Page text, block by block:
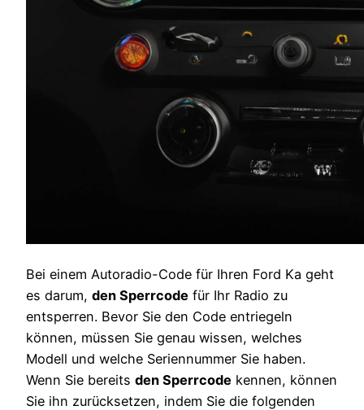
Bei einem Autoradio-Code für Ihren Ford Ka geht
es darum, den Sperrcode für Ihr Radio zu
entsperren. Bevor Sie den Code entriegeln
können, müssen Sie genau wissen, welches
Modell und welche Seriennummer Sie haben.
Wenn Sie bereits den Sperrcode kennen, können
Sie ihn zurücksetzen, indem Sie die folgenden